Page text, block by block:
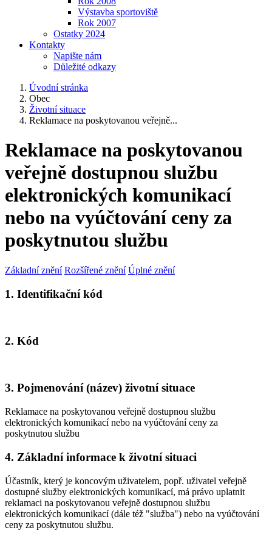
Výstavba sportoviště
Rok 2007
Ostatky 2024
Kontakty
Napište nám
Důležité odkazy
Úvodní stránka
Obec
Životní situace
Reklamace na poskytovanou veřejně...
Reklamace na poskytovanou
veřejně dostupnou službu
elektronických komunikací
nebo na vyúčtování ceny za
poskytnutou službu
Základní znění Rozšířené znění Úplné znění
1. Identifikační kód
2. Kód
3. Pojmenování (název) životní situace
Reklamace na poskytovanou veřejně dostupnou službu
elektronických komunikací nebo na vyúčtování ceny za
poskytnutou službu
4. Základní informace k životní situaci
Účastník, který je koncovým uživatelem, popř. uživatel veřejně
dostupné služby elektronických komunikací, má právo uplatnit
reklamaci na poskytovanou veřejně dostupnou službu
elektronických komunikací (dále též "služba") nebo na vyúčtování
ceny za poskytnutou službu.